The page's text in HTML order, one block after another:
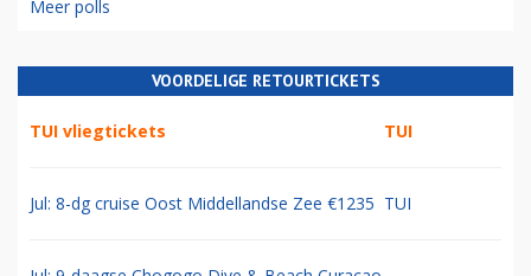
Meer polls
VOORDELIGE RETOURTICKETS
TUI vliegtickets TUI
Jul: 8-dg cruise Oost Middellandse Zee €1235 TUI